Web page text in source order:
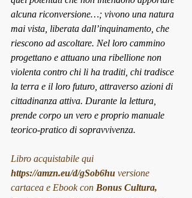
alcuna riconversione…; vivono una natura
mai vista, liberata dall’inquinamento, che
riescono ad ascoltare. Nel loro cammino
progettano e attuano una ribellione non
violenta contro chi li ha traditi, chi tradisce
la terra e il loro futuro, attraverso azioni di
cittadinanza attiva. Durante la lettura,
prende corpo un vero e proprio manuale
teorico-pratico di sopravvivenza.
Libro acquistabile qui
https://amzn.eu/d/gSob6hu versione
cartacea e Ebook con Bonus Cultura,